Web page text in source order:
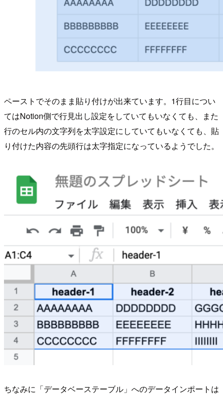
ペーストでそのまま貼り付けが出来ています。1行目につい
てはNotion側で行見出し設定をしていてもいなくても、また
行のセル内の文字列を太字設定にしていてもいなくても、貼
り付けた内容の先頭行は太字指定になっているようでした。
ちなみに「データベーステーブル」へのデータインポートは